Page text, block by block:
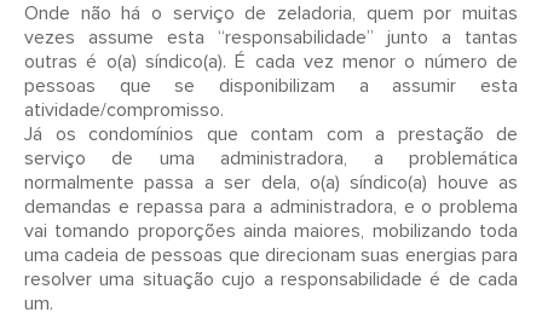
Onde não há o serviço de zeladoria, quem por muitas
vezes assume esta “responsabilidade” junto a tantas
outras é o(a) síndico(a). É cada vez menor o número de
pessoas que se disponibilizam a assumir esta
atividade/compromisso.
Já os condomínios que contam com a prestação de
serviço de uma administradora, a problemática
normalmente passa a ser dela, o(a) síndico(a) houve as
demandas e repassa para a administradora, e o problema
vai tomando proporções ainda maiores, mobilizando toda
uma cadeia de pessoas que direcionam suas energias para
resolver uma situação cujo a responsabilidade é de cada
um.